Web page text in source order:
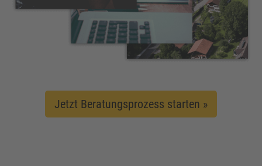
Jetzt Beratungsprozess starten »